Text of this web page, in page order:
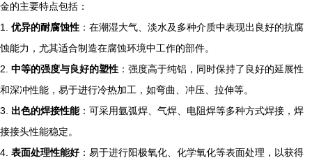
金的主要特点包括：
1. 优异的耐腐蚀性 ：在潮湿大气、淡水及多种介质中表现出良好的抗腐
蚀能力，尤其适合制造在腐蚀环境中工作的部件。
2. 中等的强度与良好的塑性 ：强度高于纯铝，同时保持了良好的延展性
和深冲性能，易于进行冷热加工，如弯曲、冲压、拉伸等。
3. 出色的焊接性能：可采用氩弧焊、气焊、电阻焊等多种方式焊接，焊
接接头性能稳定。
4. 表面处理性能好：易于进行阳极氧化、化学氧化等表面处理，以获得